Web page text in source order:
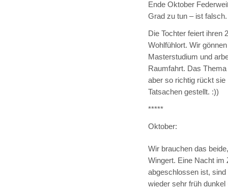
Ende Oktober
Grad zu tun – ist falsch.
Die Tochter feiert ihren
Wohlfühlort. Wir
Masterstudium und
Raumfahrt. Das
aber so richtig rückt sie
Tatsachen gestellt. :))
*****
Oktober:
Wir brauchen das
Wingert. Eine Nacht im
abgeschlossen ist,
wieder sehr früh